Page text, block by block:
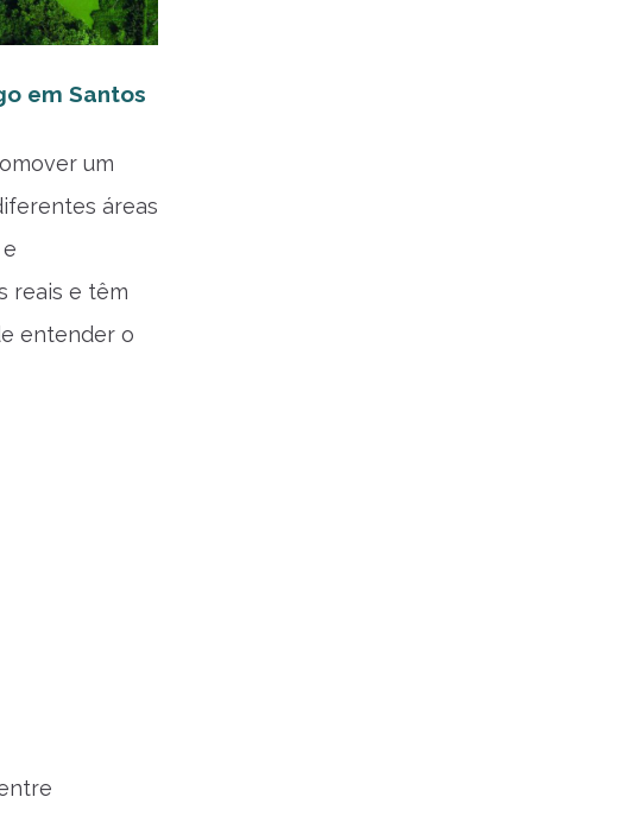
em Santos
um
áreas
reais e têm
entender o